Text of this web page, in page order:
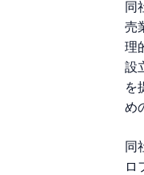
同
売
理
設
を
め
同
ロ